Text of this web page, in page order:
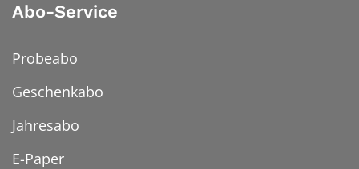
Abo-Service
Probeabo
Geschenkabo
Jahresabo
E-Paper